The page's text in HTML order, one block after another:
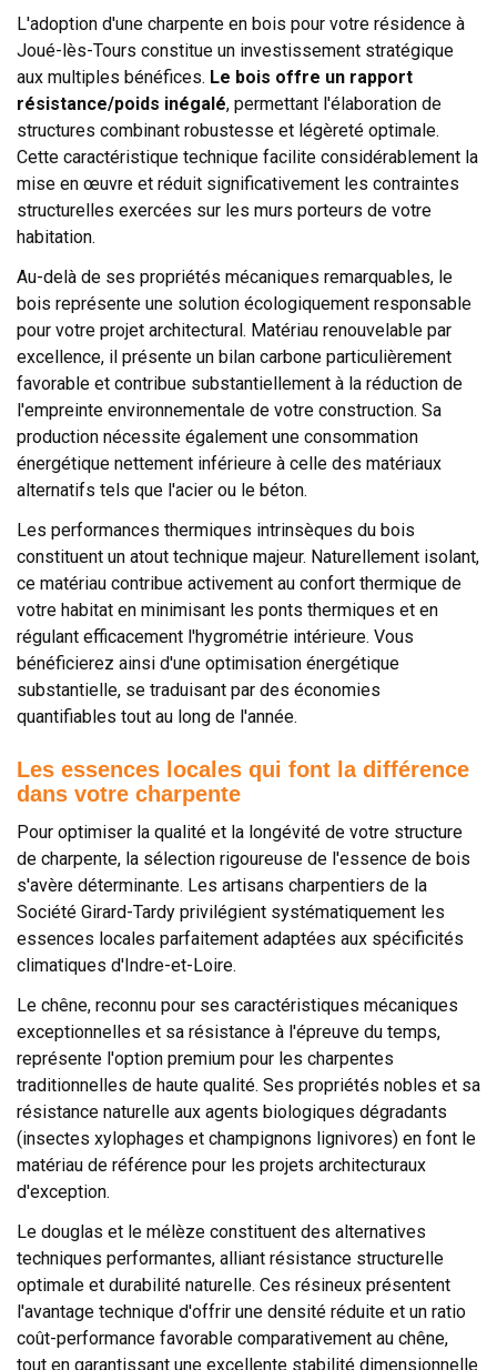
L'adoption d'une charpente en bois pour votre résidence à
Joué-lès-Tours constitue un investissement stratégique
aux multiples bénéfices. Le bois offre un rapport
résistance/poids inégalé, permettant l'élaboration de
structures combinant robustesse et légèreté optimale.
Cette caractéristique technique facilite considérablement la
mise en œuvre et réduit significativement les contraintes
structurelles exercées sur les murs porteurs de votre
habitation.
Au-delà de ses propriétés mécaniques remarquables, le
bois représente une solution écologiquement responsable
pour votre projet architectural. Matériau renouvelable par
excellence, il présente un bilan carbone particulièrement
favorable et contribue substantiellement à la réduction de
l'empreinte environnementale de votre construction. Sa
production nécessite également une consommation
énergétique nettement inférieure à celle des matériaux
alternatifs tels que l'acier ou le béton.
Les performances thermiques intrinsèques du bois
constituent un atout technique majeur. Naturellement isolant,
ce matériau contribue activement au confort thermique de
votre habitat en minimisant les ponts thermiques et en
régulant efficacement l'hygrométrie intérieure. Vous
bénéficierez ainsi d'une optimisation énergétique
substantielle, se traduisant par des économies
quantifiables tout au long de l'année.
Les essences locales qui font la différence
dans votre charpente
Pour optimiser la qualité et la longévité de votre structure
de charpente, la sélection rigoureuse de l'essence de bois
s'avère déterminante. Les artisans charpentiers de la
Société Girard-Tardy privilégient systématiquement les
essences locales parfaitement adaptées aux spécificités
climatiques d'Indre-et-Loire.
Le chêne, reconnu pour ses caractéristiques mécaniques
exceptionnelles et sa résistance à l'épreuve du temps,
représente l'option premium pour les charpentes
traditionnelles de haute qualité. Ses propriétés nobles et sa
résistance naturelle aux agents biologiques dégradants
(insectes xylophages et champignons lignivores) en font le
matériau de référence pour les projets architecturaux
d'exception.
Le douglas et le mélèze constituent des alternatives
techniques performantes, alliant résistance structurelle
optimale et durabilité naturelle. Ces résineux présentent
l'avantage technique d'offrir une densité réduite et un ratio
coût-performance favorable comparativement au chêne,
tout en garantissant une excellente stabilité dimensionnelle